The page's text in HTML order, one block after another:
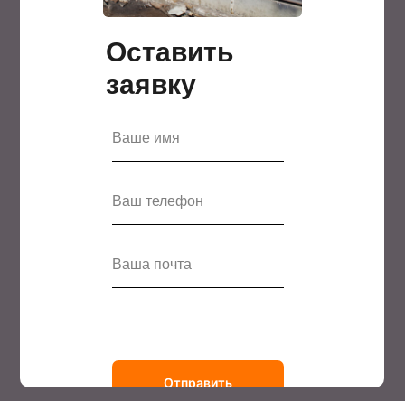
Отправить
Оставить
заявку